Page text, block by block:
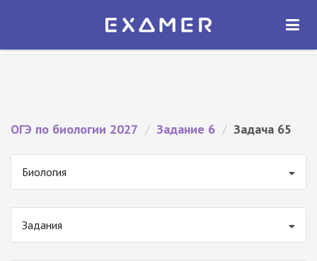
Экзамер — ЕГЭ 2027
ОТКРЫТЬ
ОГЭ по биологии 2027 / Задание 6 / Задача 65
Биология
Задания